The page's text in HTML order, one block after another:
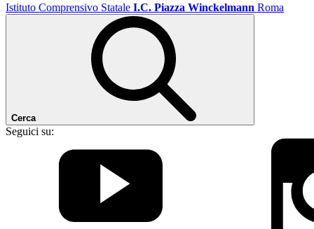
Istituto Comprensivo Statale I.C. Piazza Winckelmann Roma
Cerca
Seguici su: